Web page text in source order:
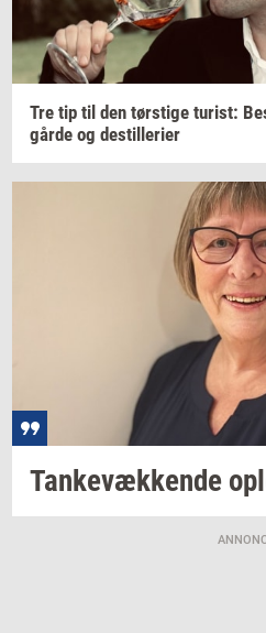
Tre tip til den tørsti­ge turist:
går­de og destil­le­ri­er
Tan­ke­væk­ken­de